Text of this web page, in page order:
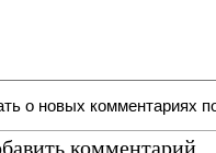
о новых комментариях